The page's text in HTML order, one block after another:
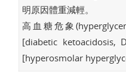
明原因體重減輕。
高血糖危象
[diabetic
[hyperosmolar